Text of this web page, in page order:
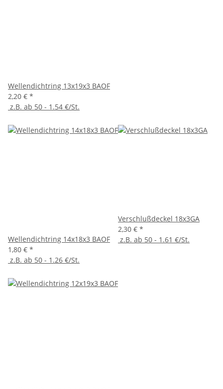
Wellendichtring 13x19x3 BAOF
2,20 € *
z.B. ab 50 - 1.54 €/St.
Wellendichtring 14x18x3 BAOF
1,80 € *
z.B. ab 50 - 1.26 €/St.
Verschlußdeckel 18x3GA
2,30 € *
z.B. ab 50 - 1.61 €/St.